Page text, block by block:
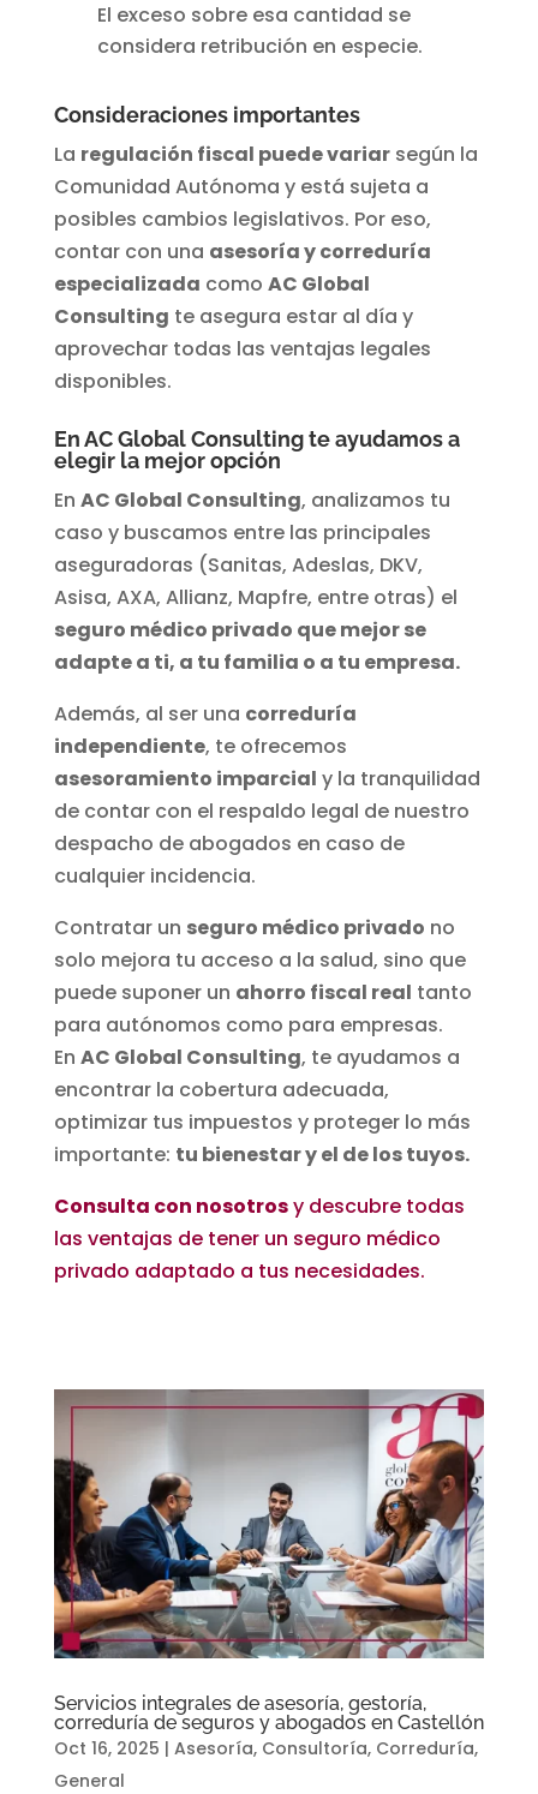
El exceso sobre esa cantidad se
considera retribución en especie.
Consideraciones importantes
La regulación fiscal puede variarsegún la
Comunidad Autónoma y está sujeta a
posibles cambios legislativos. Por eso,
contar con una asesoría y correduría
especializada como AC Global
Consulting te asegura estar al día y
aprovechar todas las ventajas legales
disponibles.
En AC Global Consulting te ayudamos a
elegir la mejor opción
En AC Global Consulting, analizamos tu
caso y buscamos entre las principales
aseguradoras (Sanitas, Adeslas, DKV,
Asisa, AXA, Allianz, Mapfre, entre otras) el
seguro médico privado que mejor se
adapte a ti, a tu familia o a tu empresa.
Además, al ser una correduría
independiente, te ofrecemos
asesoramiento imparcial y la tranquilidad
de contar con el respaldo legal de nuestro
despacho de abogados en caso de
cualquier incidencia.
Contratar un seguro médico privado no
solo mejora tu acceso a la salud, sino que
puede suponer un ahorro fiscal real tanto
para autónomos como para empresas.
En AC Global Consulting, te ayudamos a
encontrar la cobertura adecuada,
optimizar tus impuestos y proteger lo más
importante: tu bienestar y el de los tuyos.
Consulta con nosotrosy descubre todas
las ventajas de tener un seguro médico
privado adaptado a tus necesidades.
Servicios integrales de asesoría, gestoría,
correduría de seguros y abogados en Castellón
Oct 16, 2025 | Asesoría, Consultoría, Correduría,
General